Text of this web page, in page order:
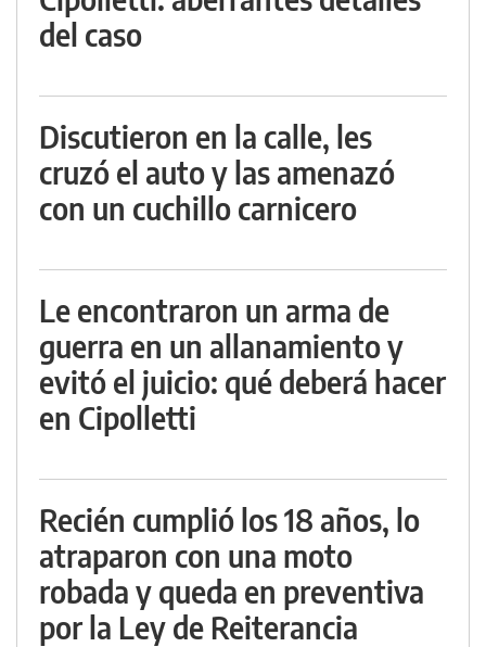
del caso
Discutieron en la calle, les
cruzó el auto y las amenazó
con un cuchillo carnicero
Le encontraron un arma de
guerra en un allanamiento y
evitó el juicio: qué deberá hacer
en Cipolletti
Recién cumplió los 18 años, lo
atraparon con una moto
robada y queda en preventiva
por la Ley de Reiterancia